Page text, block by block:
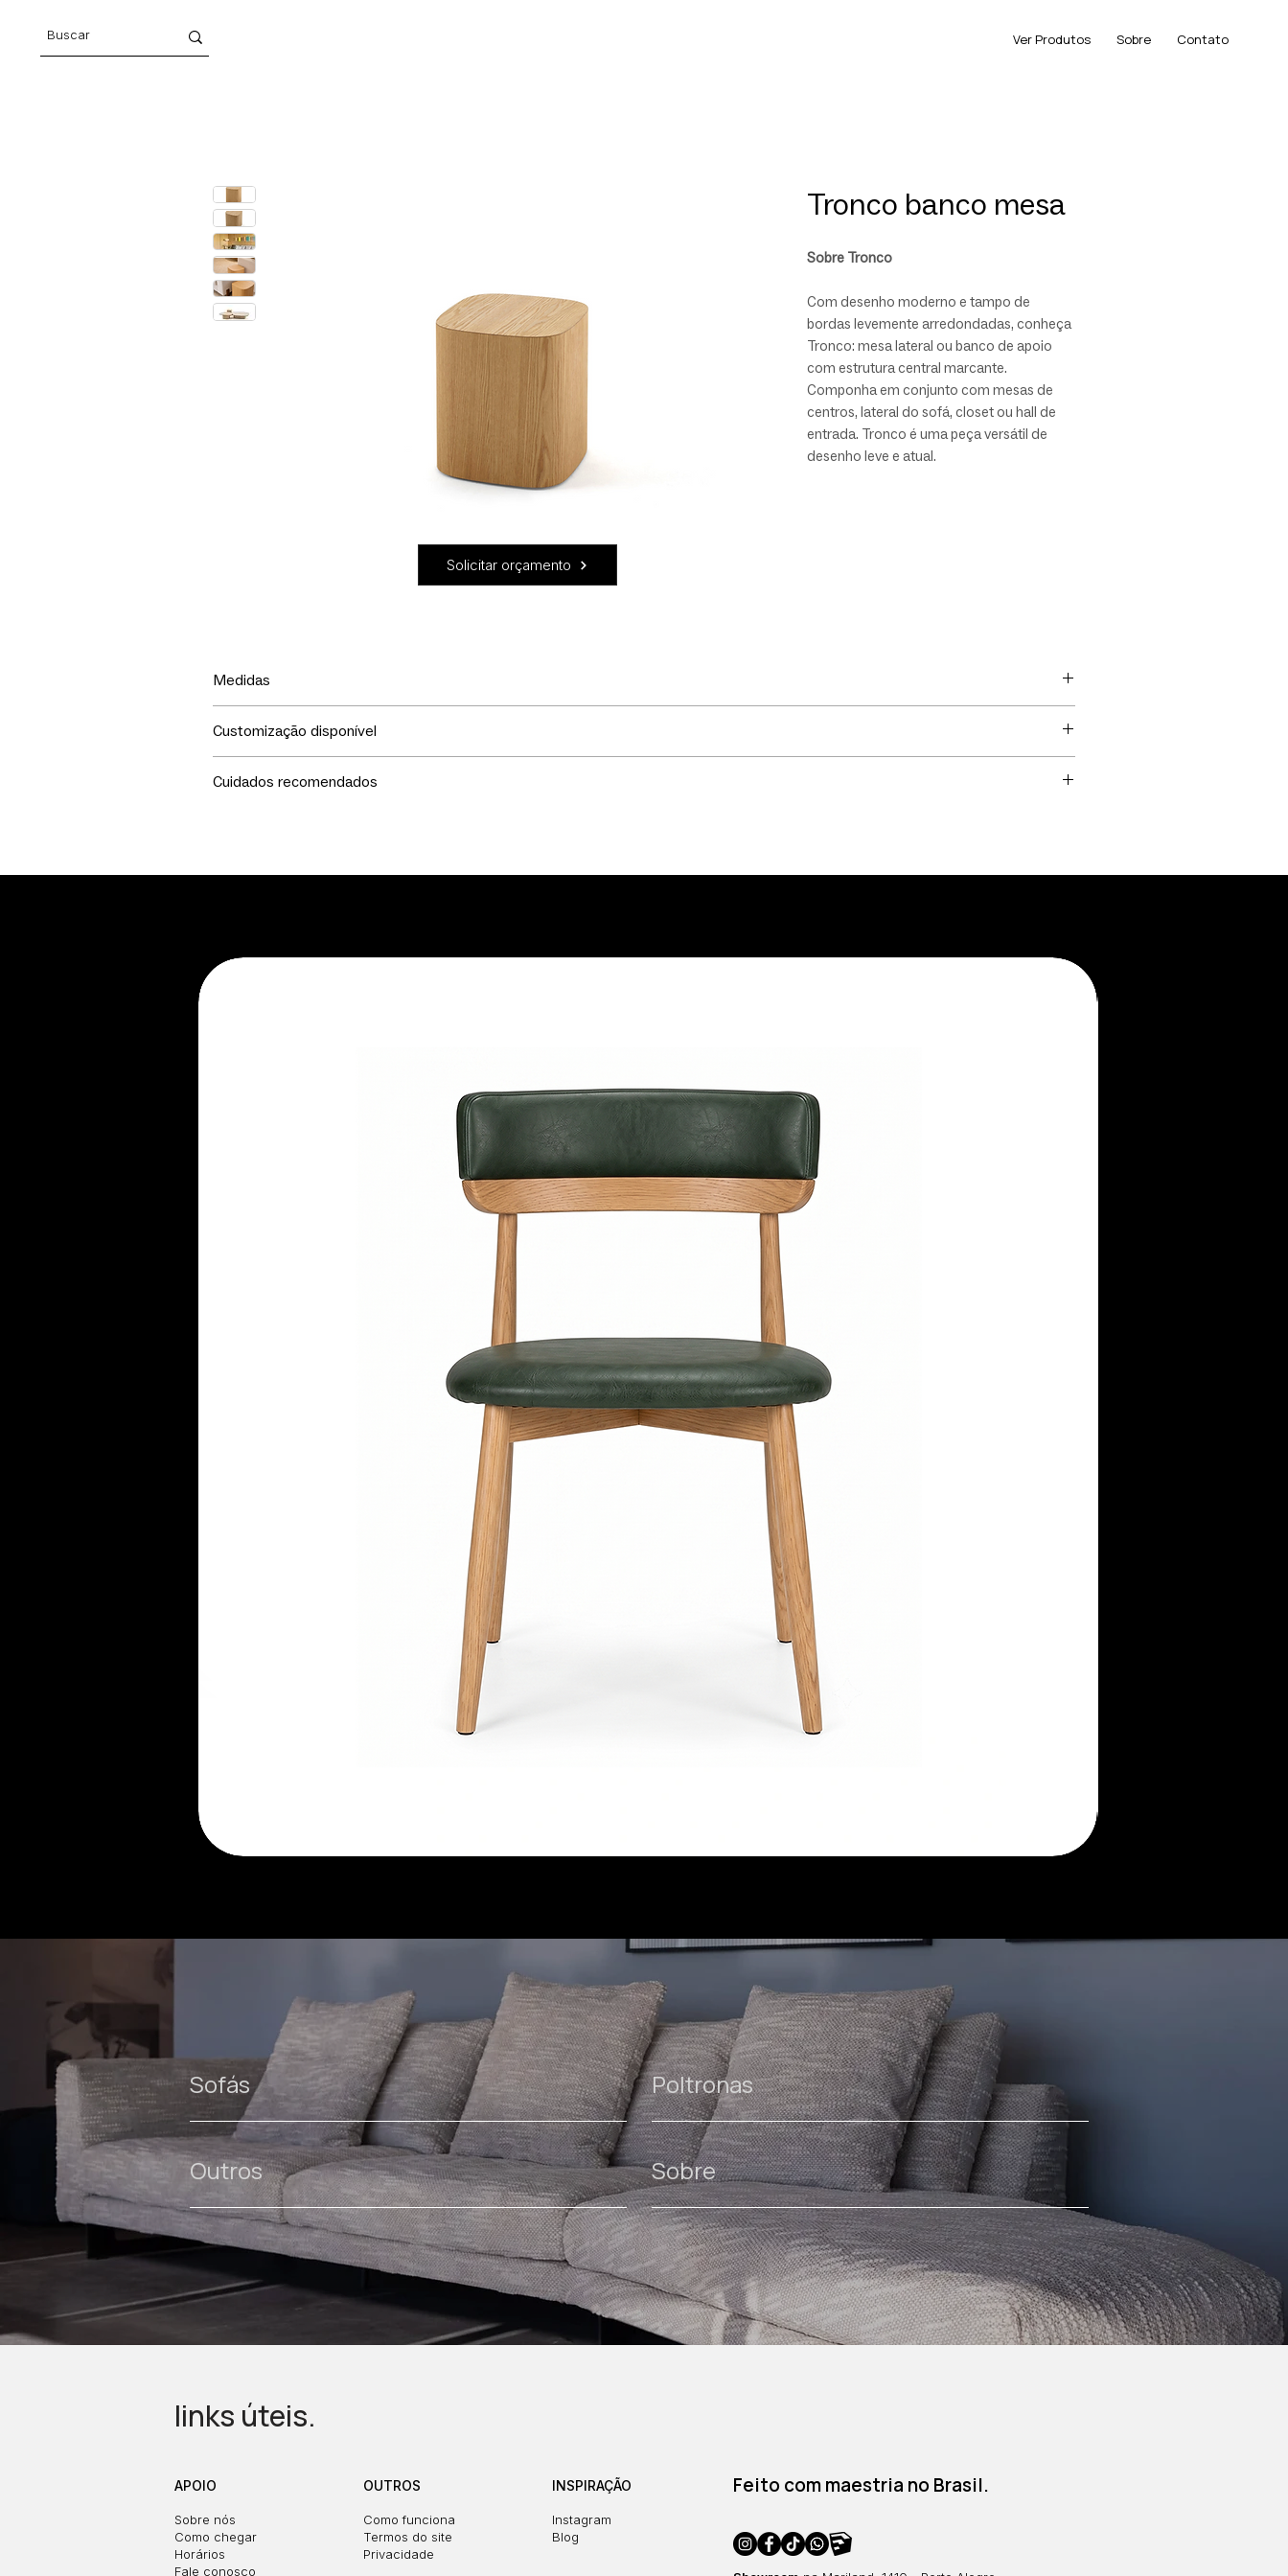
Ver Produtos Sobre Contato
Tronco banco mesa
Sobre Tronco
Com desenho moderno e tampo de
bordas levemente arredondadas, conheça
Tronco: mesa lateral ou banco de apoio
com estrutura central marcante.
Componha em conjunto com mesas de
centros, lateral do sofá, closet ou hall de
entrada. Tronco é uma peça versátil de
desenho leve e atual.
Medidas
35x35x38h
Customização disponível
Cuidados recomendados
5. Mantenha-se atento ao seu pet.
Solicitar orçamento
Sofás
Outros
Poltronas
Sobre
links úteis.
APOIO
Sobre nós
Como chegar
Horários
Fale conosco
OUTROS
Como funciona
Termos do site
Privacidade
INSPIRAÇÃO
Instagram
Blog
Feito com maestria no Brasil.